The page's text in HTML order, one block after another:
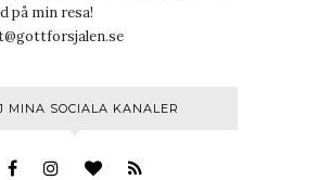
på min resa!
MINA SOCIALA KANALER